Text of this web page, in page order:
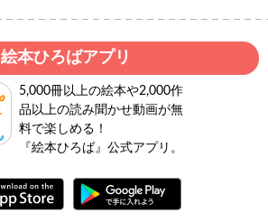
絵本ひろばアプリ
5,000冊以上の絵本や2,000作
品以上の読み聞かせ動画が無
料で楽しめる！
『絵本ひろば』公式アプリ。